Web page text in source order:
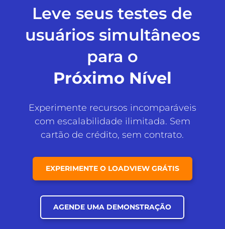
Leve seus testes de
usuários simultâneos
para o
Próximo Nível
Experimente recursos incomparáveis
com escalabilidade ilimitada. Sem
cartão de crédito, sem contrato.
EXPERIMENTE O LOADVIEW GRÁTIS
AGENDE UMA DEMONSTRAÇÃO